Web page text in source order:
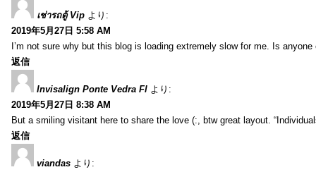
เช่ารถตู้ Vip より:
2019年5月27日 5:58 AM
I’m not sure why but this blog is loading extremely slow for me. Is
返信
Invisalign Ponte Vedra Fl より:
2019年5月27日 8:38 AM
But a smiling visitant here to share the love (:, btw great layout.
返信
viandas より: